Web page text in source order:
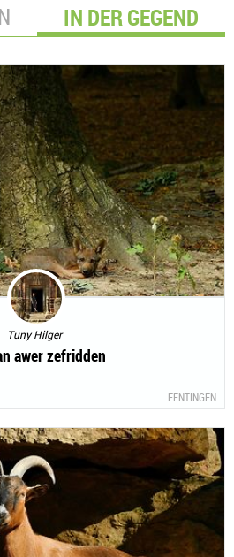
IN DER GEGEND
Tuny Hilger
awer zefridden
FENTINGEN